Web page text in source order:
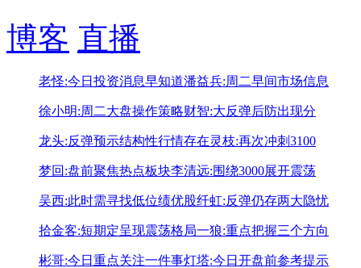
博客 直播
老怪:今日投资消息早知道潘益兵:周二早间市场信息
徐小明:周二大盘操作策略财智:大反弹后防出现分
龙头:反弹预示结构性行情存在灵枝:再次冲刺3100
梦回:盘前聚焦热点板块李清远:围绕3000展开震荡
吴西:此时需寻找低位绩优股纤虹:反弹仍存两大隐忧
拾金客:短期定呈现震荡格局一狼:重点把握三个方向
彬哥:今日重点关注一件事灯塔:今日开盘前参考提示